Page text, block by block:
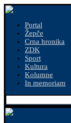
Portal
Žepče
Crna hronika
ZDK
Sport
Kultura
Kolumne
In memoriam